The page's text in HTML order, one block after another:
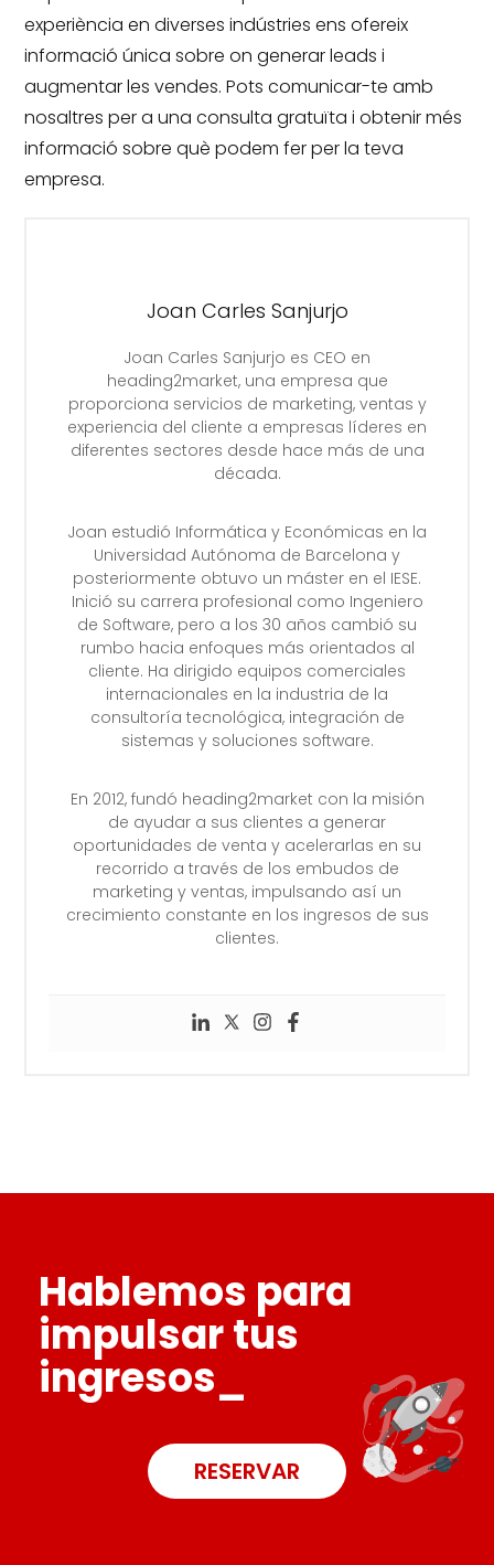
experiència en diverses indústries ens ofereix
informació única sobre on generar leads i
augmentar les vendes.Pots comunicar-te amb
nosaltres per a una consulta gratuïta i obtenir més
informació sobre què podem fer per la teva
empresa.
Joan Carles Sanjurjo
Joan Carles Sanjurjo es CEO en
heading2market, una empresa que
proporciona servicios de marketing, ventas y
experiencia del cliente a empresas líderes en
diferentes sectores desde hace más de una
década.
Joan estudió Informática y Económicas en la
Universidad Autónoma de Barcelona y
posteriormente obtuvo un máster en el IESE.
Inició su carrera profesional como Ingeniero
de Software, pero a los 30 años cambió su
rumbo hacia enfoques más orientados al
cliente. Ha dirigido equipos comerciales
internacionales en la industria de la
consultoría tecnológica, integración de
sistemas y soluciones software.
En 2012, fundó heading2market con la misión
de ayudar a sus clientes a generar
oportunidades de venta y acelerarlas en su
recorrido a través de los embudos de
marketing y ventas, impulsando así un
crecimiento constante en los ingresos de sus
clientes.
Hablemos para
impulsar tus
ingresos_
RESERVAR